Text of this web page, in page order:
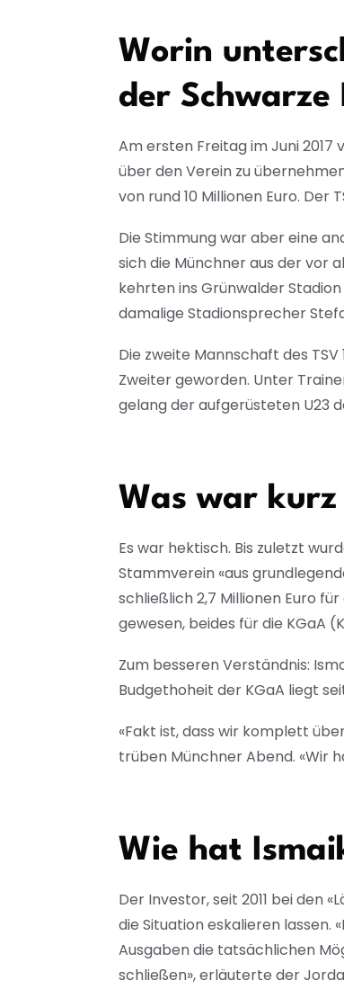
Worin
der
Am ersten Freitag im Juni
über den Verein zu
von rund 10 Millionen Euro. Der
Die Stimmung war aber eine
sich die Münchner aus der vor
kehrten ins Grünwalder
damalige Stadionsprecher
Die zweite Mannschaft des
Zweiter geworden. Unter
gelang der aufgerüsteten U23
Was war
Es war hektisch. Bis zuletzt
Stammverein «aus
schließlich 2,7 Millionen Euro
gewesen, beides für die KGaA
Zum besseren Verständnis:
Budgethoheit der KGaA liegt
«Fakt ist, dass wir komplett
trüben Münchner Abend. «Wir
Wie hat
Der Investor, seit 2011 bei den
die Situation eskalieren lassen.
Ausgaben die tatsächlichen
schließen», erläuterte der